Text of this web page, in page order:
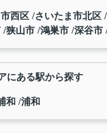
西区 さいたま市北区
狭山市 鴻巣市 深谷市
にある駅から探す
和 浦和